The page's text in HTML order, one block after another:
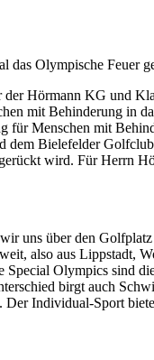
das Olympische Feuer
Hörmann KG und
mit Behinderung in
für Menschen mit
dem Bielefelder
wird. Für Herrn
uns über den
also aus Lippstadt,
Olympics sind
birgt auch
Individual-Sport